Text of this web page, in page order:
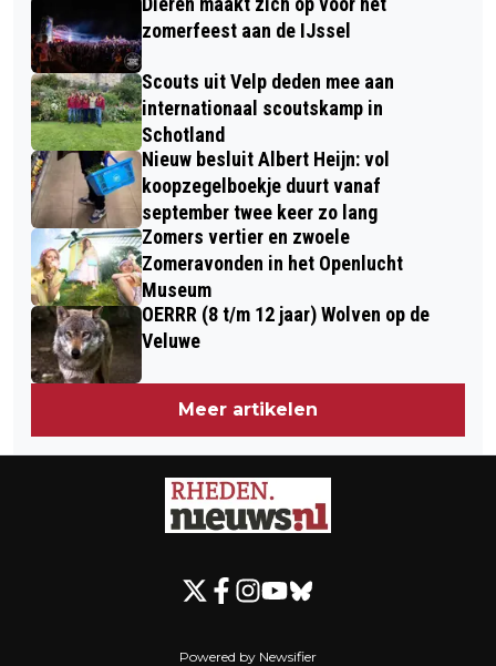
RHEDEN
€452.000 MAAR €568.778,84 AAN
(RREW) SUBSIDIE
zomerfeest aan de IJssel
Scouts uit Velp deden mee aan
internationaal scoutskamp in
Schotland
Nieuw besluit Albert Heijn: vol
koopzegelboekje duurt vanaf
september twee keer zo lang
Zomers vertier en zwoele
Zomeravonden in het Openlucht
Museum
OERRR (8 t/m 12 jaar) Wolven op de
Veluwe
Meer artikelen
Powered by Newsifier